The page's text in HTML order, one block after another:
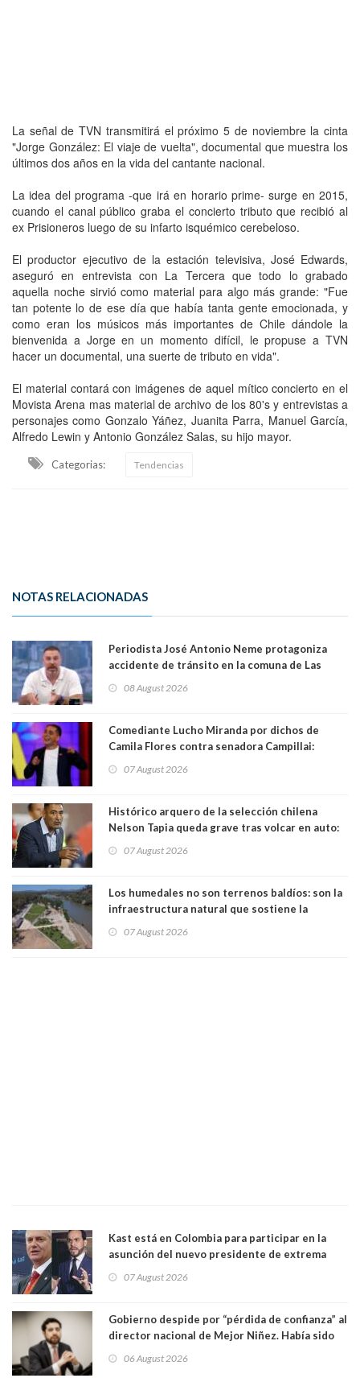
La señal de TVN transmitirá el próximo 5 de noviembre la cinta
"Jorge González: El viaje de vuelta", documental que muestra los
últimos dos años en la vida del cantante nacional.
La idea del programa -que irá en horario prime- surge en 2015,
cuando el canal público graba el concierto tributo que recibió al
ex Prisioneros luego de su infarto isquémico cerebeloso.
El productor ejecutivo de la estación televisiva, José Edwards,
aseguró en entrevista con La Tercera que todo lo grabado
aquella noche sirvió como material para algo más grande: "Fue
tan potente lo de ese día que había tanta gente emocionada, y
como eran los músicos más importantes de Chile dándole la
bienvenida a Jorge en un momento difícil, le propuse a TVN
hacer un documental, una suerte de tributo en vida".
El material contará con imágenes de aquel mítico concierto en el
Movista Arena mas material de archivo de los 80's y entrevistas a
personajes como Gonzalo Yáñez, Juanita Parra, Manuel García,
Alfredo Lewin y Antonio González Salas, su hijo mayor.
Categorias: Tendencias
NOTAS RELACIONADAS
Periodista José Antonio Neme protagoniza
accidente de tránsito en la comuna de Las
08 August 2026
Comediante Lucho Miranda por dichos de
Camila Flores contra senadora Campillai:
forma de quitar dignidad"
07 August 2026
Histórico arquero de la selección chilena
Nelson Tapia queda grave tras volcar en auto:
07 August 2026
Los humedales no son terrenos baldíos: son la
infraestructura natural que sostiene la
07 August 2026
Kast está en Colombia para participar en la
asunción del nuevo presidente de extrema
07 August 2026
Gobierno despide por “pérdida de confianza” al
director nacional de Mejor Niñez. Había sido
06 August 2026